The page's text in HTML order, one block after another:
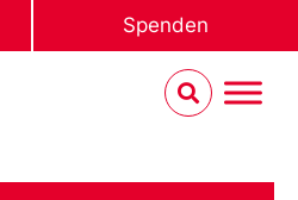
Spenden